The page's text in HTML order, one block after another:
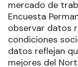
mercado de
Encuesta
observar datos
condiciones
datos reflejan
mejores del